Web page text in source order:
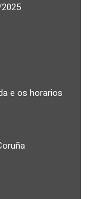
e os horarios